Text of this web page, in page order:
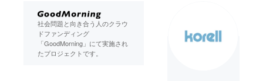
社会問題と向き合う人のクラウ
ドファンディング
「GoodMorning」にて実施され
たプロジェクトです。